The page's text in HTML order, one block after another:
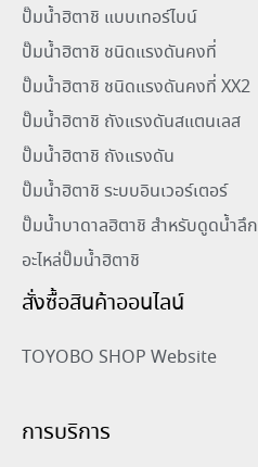
ปั๊มน้ำฮิตาชิ แบบเทอร์ไบน์
ปั๊มน้ำฮิตาชิ ชนิดแรงดันคงที่
ปั๊มน้ำฮิตาชิ ชนิดแรงดันคงที่ XX2
ปั๊มน้ำฮิตาชิ ถังแรงดันสแตนเลส
ปั๊มน้ำฮิตาชิ ถังแรงดัน
ปั๊มน้ำฮิตาชิ ระบบอินเวอร์เตอร์
ปั๊มน้ำบาดาลฮิตาชิ สำหรับดูดน้ำลึก
อะไหล่ปั๊มน้ำฮิตาชิ
สั่งซื้อสินค้าออนไลน์
TOYOBO SHOP Website
การบริการ